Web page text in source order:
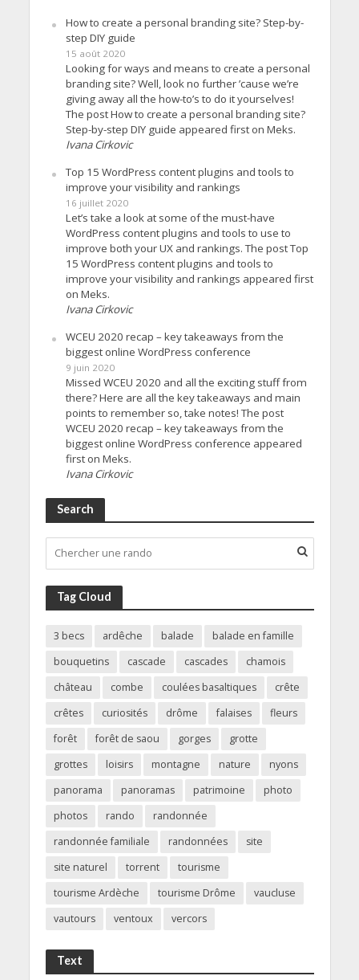
How to create a personal branding site? Step-by-
step DIY guide
15 août 2020
Looking for ways and means to create a personal
branding site? Well, look no further ’cause we’re
giving away all the how-to’s to do it yourselves!
The post How to create a personal branding site?
Step-by-step DIY guide appeared first on Meks.
Ivana Cirkovic
Top 15 WordPress content plugins and tools to
improve your visibility and rankings
16 juillet 2020
Let’s take a look at some of the must-have
WordPress content plugins and tools to use to
improve both your UX and rankings. The post Top
15 WordPress content plugins and tools to
improve your visibility and rankings appeared first
on Meks.
Ivana Cirkovic
WCEU 2020 recap – key takeaways from the
biggest online WordPress conference
9 juin 2020
Missed WCEU 2020 and all the exciting stuff from
there? Here are all the key takeaways and main
points to remember so, take notes! The post
WCEU 2020 recap – key takeaways from the
biggest online WordPress conference appeared
first on Meks.
Ivana Cirkovic
Search
Tag Cloud
3 becs ardêche balade
balade en famille
bouquetins
cascade cascades
chamois
château
combe coulées basaltiques
crête
crêtes
curiosités drôme falaises
fleurs
forêt
forêt de saou gorges
grotte
grottes
loisirs montagne nature
nyons
panorama
panoramas patrimoine
photo
photos
rando
randonnée
randonnée familiale
randonnées
site
site naturel
torrent
tourisme
tourisme Ardèche
tourisme Drôme
vaucluse
vautours
ventoux vercors
Text